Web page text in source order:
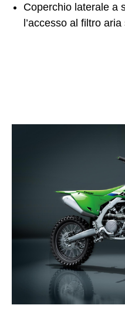
Coperchio laterale a
l’accesso al filtro